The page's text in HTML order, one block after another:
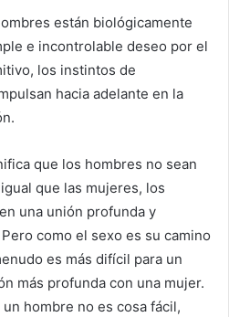
están biológicamente
e incontrolable deseo por el
los instintos de
hacia adelante en la
que los hombres no sean
que las mujeres, los
una unión profunda y
como el sexo es su camino
es más difícil para un
más profunda con una mujer.
hombre no es cosa fácil,